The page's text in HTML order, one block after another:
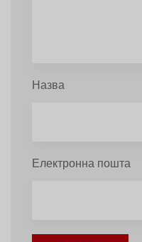
Назва
Електронна пошта